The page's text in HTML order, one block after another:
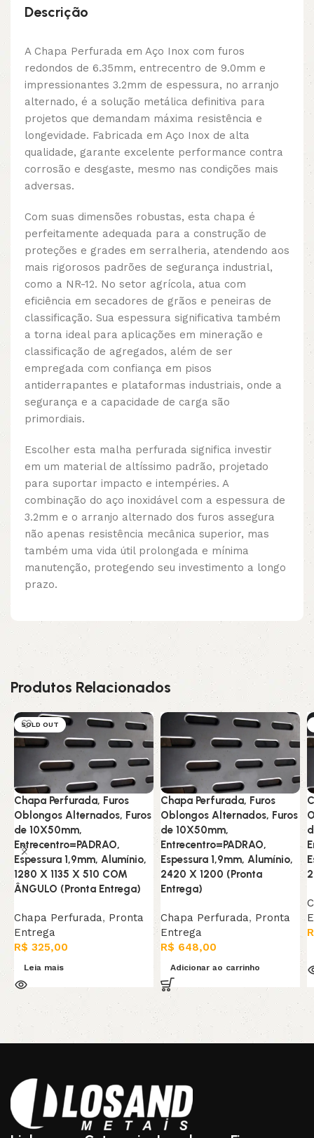
Descrição
A Chapa Perfurada em Aço Inox com furos
redondos de 6.35mm, entrecentro de 9.0mm e
impressionantes 3.2mm de espessura, no arranjo
alternado, é a solução metálica definitiva para
projetos que demandam máxima resistência e
longevidade. Fabricada em Aço Inox de alta
qualidade, garante excelente performance contra
corrosão e desgaste, mesmo nas condições mais
adversas.
Com suas dimensões robustas, esta chapa é
perfeitamente adequada para a construção de
proteções e grades em serralheria, atendendo aos
mais rigorosos padrões de segurança industrial,
como a NR-12. No setor agrícola, atua com
eficiência em secadores de grãos e peneiras de
classificação. Sua espessura significativa também
a torna ideal para aplicações em mineração e
classificação de agregados, além de ser
empregada com confiança em pisos
antiderrapantes e plataformas industriais, onde a
segurança e a capacidade de carga são
primordiais.
Escolher esta malha perfurada significa investir
em um material de altíssimo padrão, projetado
para suportar impacto e intempéries. A
combinação do aço inoxidável com a espessura de
3.2mm e o arranjo alternado dos furos assegura
não apenas resistência mecânica superior, mas
também uma vida útil prolongada e mínima
manutenção, protegendo seu investimento a longo
prazo.
Produtos Relacionados
SOLD OUT
Chapa Perfurada, Furos
Oblongos Alternados, Furos
de 10X50mm,
Entrecentro=PADRAO,
Espessura 1,9mm, Alumínio,
1280 X 1135 X 510 COM
ÂNGULO (Pronta Entrega)
Chapa Perfurada, Pronta
Entrega
R$ 325,00
Leia mais
Chapa Perfurada, Furos
Oblongos Alternados, Furos
de 10X50mm,
Entrecentro=PADRAO,
Espessura 1,9mm, Alumínio,
2420 X 1200 (Pronta
Entrega)
Chapa Perfurada, Pronta
Entrega
R$ 648,00
Adicionar ao carrinho